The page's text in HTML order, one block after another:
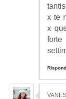
x te
x